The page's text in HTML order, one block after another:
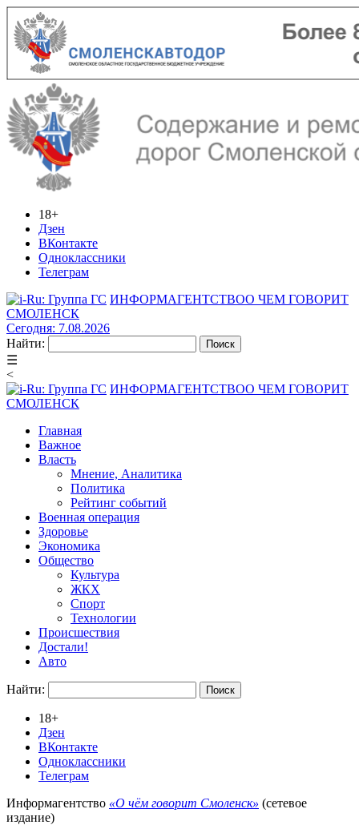
18+
Дзен
ВКонтакте
Одноклассники
Телеграм
ИНФОРМАГЕНТСТВОО ЧЕМ ГОВОРИТ
СМОЛЕНСК
Сегодня: 7.08.2026
Найти:
☰
<
ИНФОРМАГЕНТСТВОО ЧЕМ ГОВОРИТ
СМОЛЕНСК
Главная
Важное
Власть
Мнение, Аналитика
Политика
Рейтинг событий
Военная операция
Здоровье
Экономика
Общество
Культура
ЖКХ
Спорт
Технологии
Происшествия
Достали!
Авто
Найти:
18+
Дзен
ВКонтакте
Одноклассники
Телеграм
Информагентство «О чём говорит Смоленск» (сетевое
издание)